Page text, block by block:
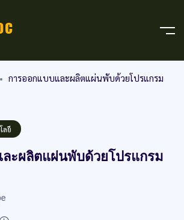
การออกแบบและผลิตแผ่นพับด้วยโปรแกรม
ลยี
ะผลิตแผ่นพับด้วยโปรแกรม